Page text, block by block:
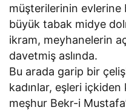
müşterilerinin evlerine
büyük tabak midye
ikram, meyhanelerin
davetmiş aslında.
Bu arada garip bir
kadınlar, eşleri
meşhur Bekr-i